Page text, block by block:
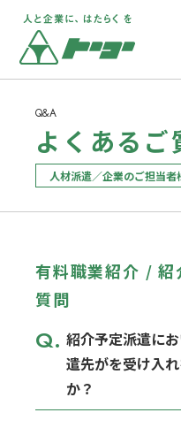
ホーム
企業のご担当者様
障がい者雇用につい
会社案内
Q&A
よくあるご
人材派遣／企業のご担当者
有料職業紹介 / 紹
質問
Q. 紹介予定派遣に
遣先がを受け入
か？